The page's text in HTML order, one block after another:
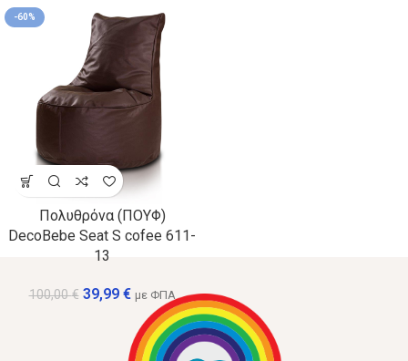
-60%
Πολυθρόνα (ΠΟΥΦ)
DecoBebe Seat S cofee 611-
13
100,00€ 39,99 € με ΦΠΑ